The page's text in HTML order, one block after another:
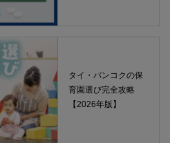
タイ・バンコクの保
育園選び完全攻略
【2026年版】